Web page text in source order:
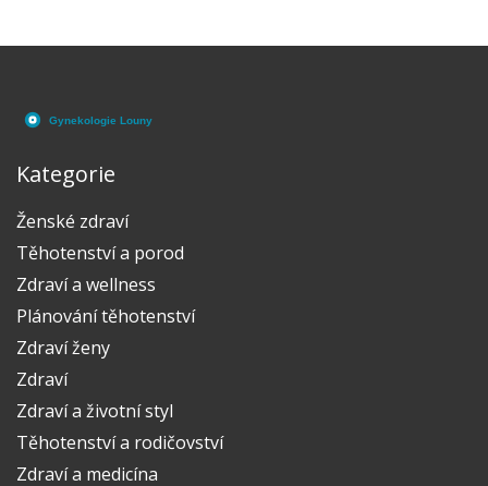
Kategorie
Ženské zdraví
Těhotenství a porod
Zdraví a wellness
Plánování těhotenství
Zdraví ženy
Zdraví
Zdraví a životní styl
Těhotenství a rodičovství
Zdraví a medicína